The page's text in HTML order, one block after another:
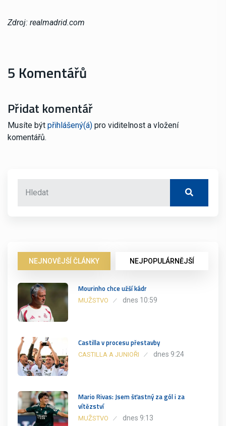
Zdroj: realmadrid.com
5 Komentářů
Přidat komentář
Musíte být přihlášený(á) pro viditelnost a vložení
komentářů.
NEJNOVĚJŠÍ ČLÁNKY NEJPOPULÁRNĚJŠÍ
Mourinho chce užší kádr
MUŽSTVO dnes 10:59
Castilla v procesu přestavby
CASTILLA A JUNIOŘI dnes 9:24
Mario Rivas: Jsem šťastný za gól i za
vítězství
MUŽSTVO dnes 9:13